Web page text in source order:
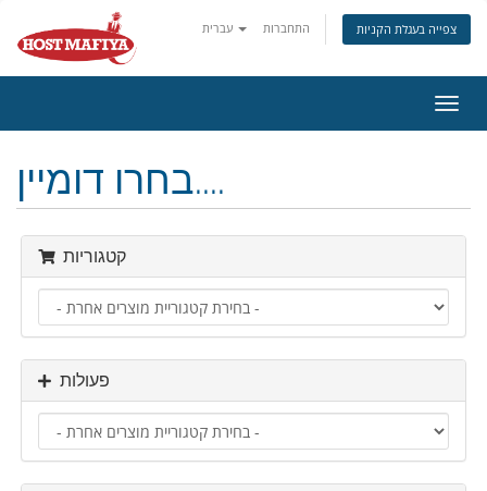
התחברות צפייה בעגלת הקניות
ניווט
בחרו דומיין....
קטגוריות
פעולות